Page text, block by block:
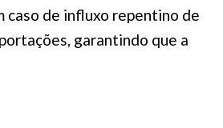
caso de influxo repentino de
garantindo que a